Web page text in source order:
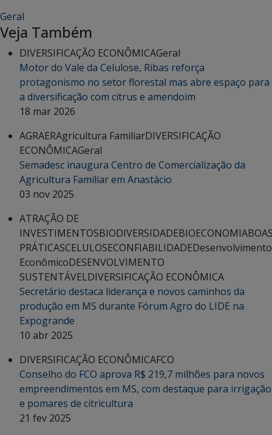
Geral
Veja Também
DIVERSIFICAÇÃO ECONÔMICAGeral
Motor do Vale da Celulose, Ribas reforça
protagonismo no setor florestal mas abre espaço para
a diversificação com citrus e amendoim
18 mar 2026
AGRAERAgricultura FamiliarDIVERSIFICAÇÃO
ECONÔMICAGeral
Semadesc inaugura Centro de Comercialização da
Agricultura Familiar em Anastácio
03 nov 2025
ATRAÇÃO DE
INVESTIMENTOSBIODIVERSIDADEBIOECONOMIA
PRÁTICASCELULOSECONFIABILIDADEDesenvolvimento
EconômicoDESENVOLVIMENTO
SUSTENTÁVELDIVERSIFICAÇÃO ECONÔMICA
Secretário destaca liderança e novos caminhos da
produção em MS durante Fórum Agro do LIDE na
Expogrande
10 abr 2025
DIVERSIFICAÇÃO ECONÔMICAFCO
Conselho do FCO aprova R$ 219,7 milhões para novos
empreendimentos em MS, com destaque para irrigação
e pomares de citricultura
21 fev 2025